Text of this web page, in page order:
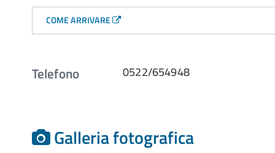
COME ARRIVARE
Telefono 0522/654948
Galleria fotografica